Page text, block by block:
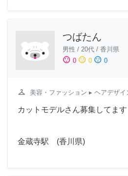
つばたん
男性 / 20代 / 香川県
sentiment_satisfied 0 sentiment_neutral 0 sentiment_dissatisfied 0
checkroom 美容・ファッション ▸ ヘアデザイ
カットモデルさん募集してます
金蔵寺駅 (香川県)